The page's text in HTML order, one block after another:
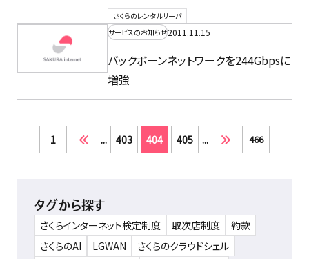
さくらのレンタルサーバ
サービスのお知らせ2011.11.15
バックボーンネットワークを244Gbpsに
増強
1 ... 403 404 405 ... 466
タグから探す
さくらインターネット検定制度 取次店制度
約款
さくらのAI
LGWAN
さくらのクラウドシェル